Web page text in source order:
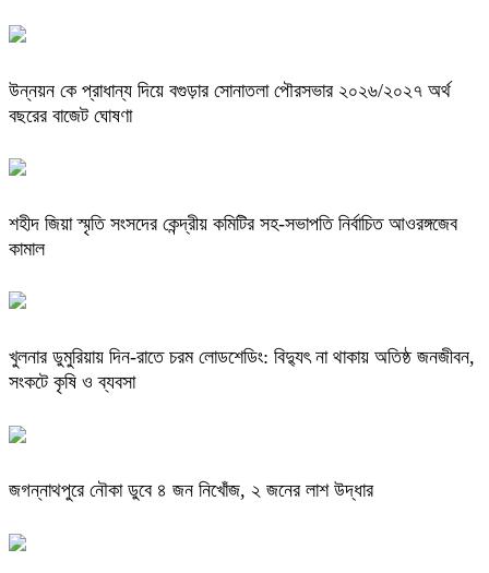
উন্নয়ন কে প্রাধান্য দিয়ে বগুড়ার সোনাতলা পৌরসভার ২০২৬/২০২৭ অর্থ
বছরের বাজেট ঘোষণা
শহীদ জিয়া স্মৃতি সংসদের কেন্দ্রীয় কমিটির সহ-সভাপতি নির্বাচিত আওরঙ্গজেব
কামাল
খুলনার ডুমুরিয়ায় দিন-রাতে চরম লোডশেডিং: বিদ্যুৎ না থাকায় অতিষ্ঠ জনজীবন,
সংকটে কৃষি ও ব্যবসা
জগন্নাথপুরে নৌকা ডুবে ৪ জন নিখোঁজ, ২ জনের লাশ উদ্ধার